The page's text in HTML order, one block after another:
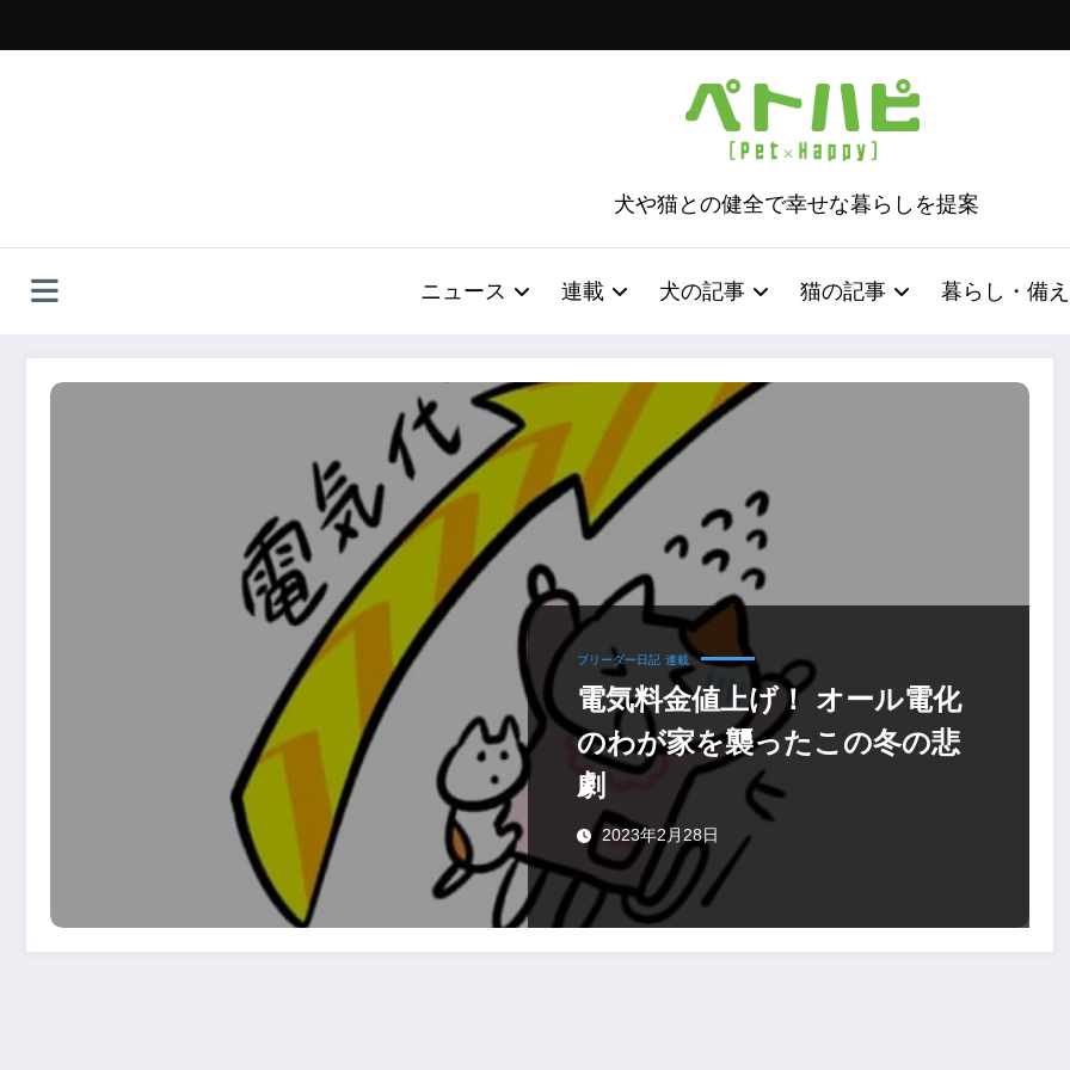
ッ
犬や猫との健全で幸せな暮らしを提案
ニュース 連載 犬の記事 猫の記事 暮らし・備え
ブリーダー日記 連載
電気料金値上げ！ オール電化
のわが家を襲ったこの冬の悲
劇
2023年2月28日